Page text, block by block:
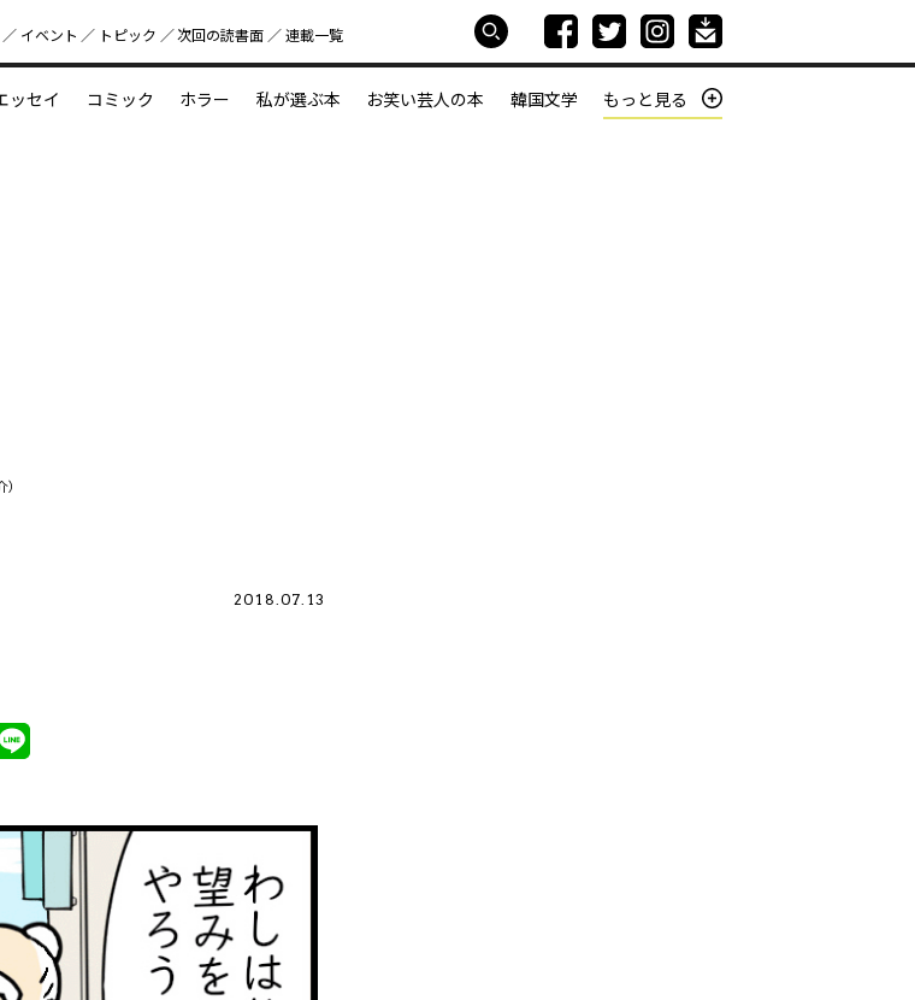
イベント トピック 次回の読書⾯ 連載一覧
ッセイ コミック ホラー 私が選ぶ本 お笑い芸人の本 韓国文学 もっと見る
2018.07.13